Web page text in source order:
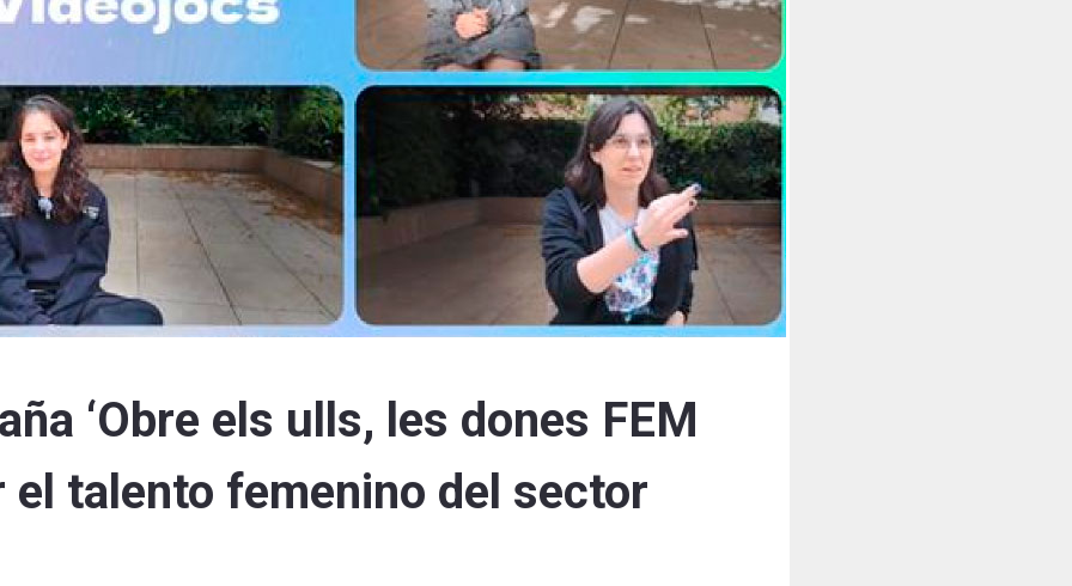
‘Obre els ulls, les dones FEM
el talento femenino del sector